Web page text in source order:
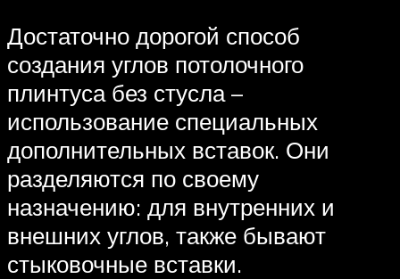
Достаточно дорогой способ
создания углов потолочного
плинтуса без стусла –
использование специальных
дополнительных вставок. Они
разделяются по своему
назначению: для внутренних и
внешних углов, также бывают
стыковочные вставки.